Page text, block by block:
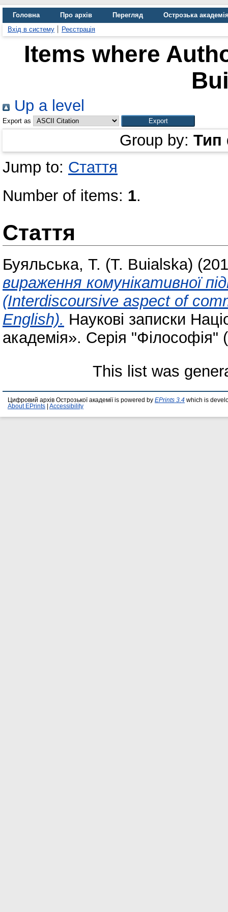
Головна Про архів Перегляд
Острозька
Вхід в систему
Реєстрація
Items where
Up a level
Export as
Group by: Тип
Jump to: Стаття
Number of items: 1.
Стаття
Буяльська, Т. (T. Buialska)
вираження комунікативної
(Interdiscoursive aspect of
English). Наукові записки
академія». Серія
This list was
Цифровий архів Острозької академії is powered by EPrints 3.4 which is
About EPrints
Accessibility